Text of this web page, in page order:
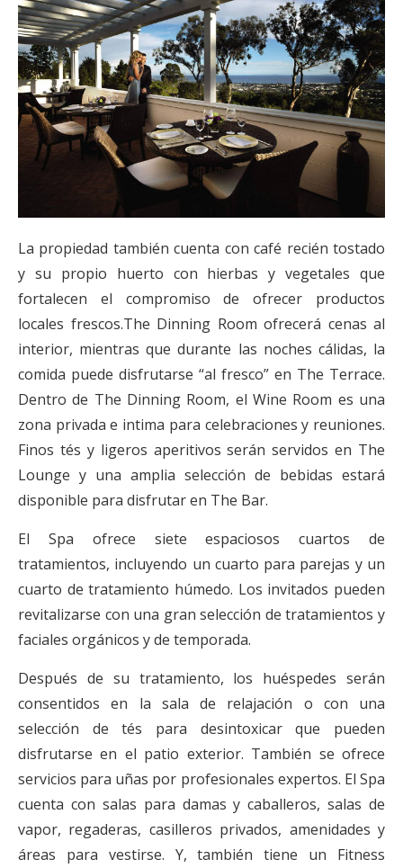
La propiedad también cuenta con café recién tostado
y su propio huerto con hierbas y vegetales que
fortalecen el compromiso de ofrecer productos
locales frescos.The Dinning Room ofrecerá cenas al
interior, mientras que durante las noches cálidas, la
comida puede disfrutarse “al fresco” en The Terrace.
Dentro de The Dinning Room, el Wine Room es una
zona privada e intima para celebraciones y reuniones.
Finos tés y ligeros aperitivos serán servidos en The
Lounge y una amplia selección de bebidas estará
disponible para disfrutar en The Bar.
El Spa ofrece siete espaciosos cuartos de
tratamientos, incluyendo un cuarto para parejas y un
cuarto de tratamiento húmedo. Los invitados pueden
revitalizarse con una gran selección de tratamientos y
faciales orgánicos y de temporada.
Después de su tratamiento, los huéspedes serán
consentidos en la sala de relajación o con una
selección de tés para desintoxicar que pueden
disfrutarse en el patio exterior. También se ofrece
servicios para uñas por profesionales expertos. El Spa
cuenta con salas para damas y caballeros, salas de
vapor, regaderas, casilleros privados, amenidades y
áreas para vestirse. Y, también tiene un Fitness